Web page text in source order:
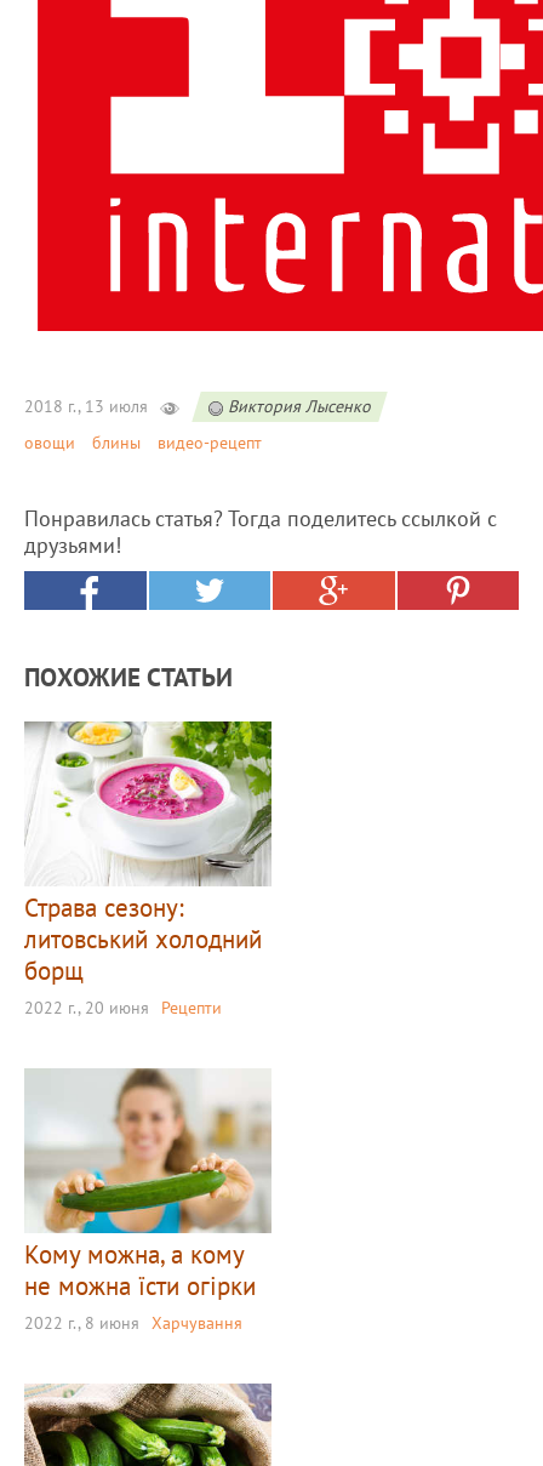
2018 г., 13 июля
Виктория Лысенко
овощи
блины видео-рецепт
Понравилась статья? Тогда поделитесь ссылкой с
друзьями!
ПОХОЖИЕ СТАТЬИ
Страва сезону:
литовський холодний
борщ
2022 г., 20 июня Рецепти
Кому можна, а кому
не можна їсти огірки
2022 г., 8 июня Харчування